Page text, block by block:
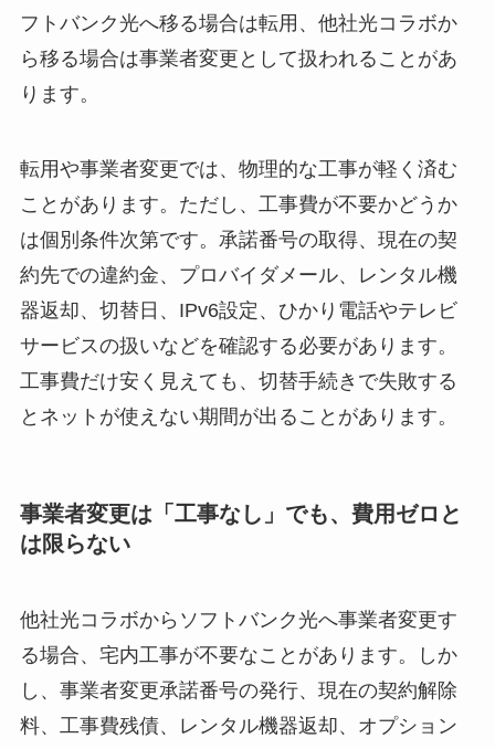
フトバンク光へ移る場合は転用、他社光コラボか
ら移る場合は事業者変更として扱われることがあ
ります。
転用や事業者変更では、物理的な工事が軽く済む
ことがあります。ただし、工事費が不要かどうか
は個別条件次第です。承諾番号の取得、現在の契
約先での違約金、プロバイダメール、レンタル機
器返却、切替日、IPv6設定、ひかり電話やテレビ
サービスの扱いなどを確認する必要があります。
工事費だけ安く見えても、切替手続きで失敗する
とネットが使えない期間が出ることがあります。
事業者変更は「工事なし」でも、費用ゼロと
は限らない
他社光コラボからソフトバンク光へ事業者変更す
る場合、宅内工事が不要なことがあります。しか
し、事業者変更承諾番号の発行、現在の契約解除
料、工事費残債、レンタル機器返却、オプション